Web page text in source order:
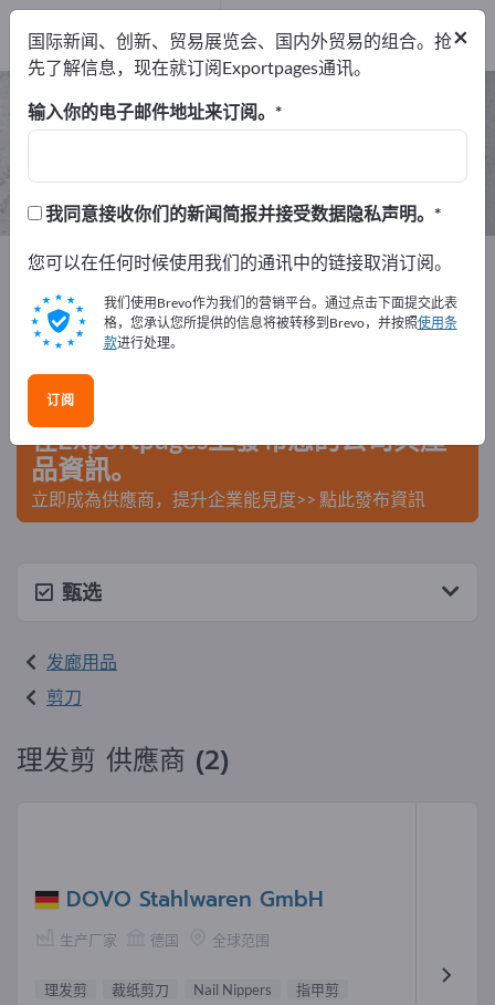
理发剪 – 查找制造商和供应商
2 2
出口商2
制造商2
Exportpages 原材料＆物料 商业消耗品
发廊用品
理发剪
在Exportpages免費刊登廣告！
需求 – 供應 – 二手商品 – 商業聯繫 >> 由此開始
在Exportpages上發布您的公司與產
品資訊。
立即成為供應商，提升企業能見度>> 點此發布資訊
甄选
发廊用品
剪刀
理发剪 供應商 (2)
DOVO Stahlwaren GmbH
生产厂家 德国 全球范围
理发剪 裁纸剪刀 Nail Nippers
指甲剪
×
国际新闻、创新、贸易展览会、国内外贸易的组合。抢
先了解信息，现在就订阅Exportpages通讯。
输入你的电子邮件地址来订阅。
我同意接收你们的新闻简报并接受数据隐私声明。
您可以在任何时候使用我们的通讯中的链接取消订阅。
我们使用Brevo作为我们的营销平台。通过点击下面提交此表
格，您承认您所提供的信息将被转移到Brevo，并按照使用条
款进行处理。
订阅